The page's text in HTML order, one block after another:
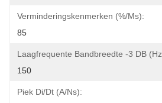
Verminderingskenmerken (%/ms):
85
Laagfrequente Bandbreedte -3 DB
150
Piek Di/dt (A/ns):